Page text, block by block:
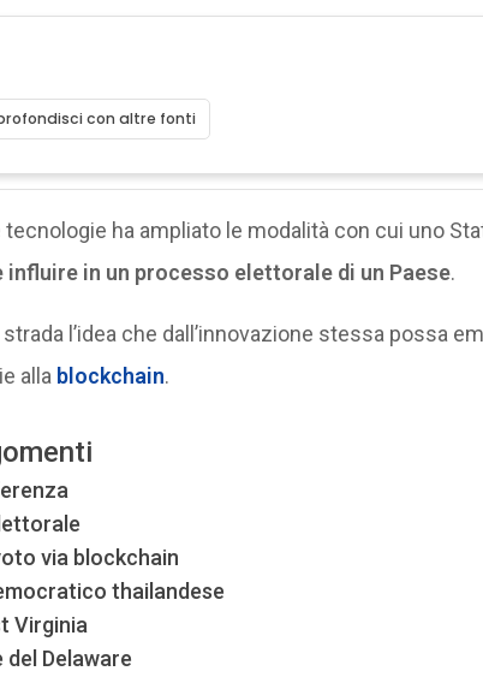
con altre fonti
tecnologie ha ampliato le modalità con cui uno
in un processo elettorale di un Paese.
l’idea che dall’innovazione stessa possa
alla blockchain.
via blockchain
thailandese
Virginia
Delaware